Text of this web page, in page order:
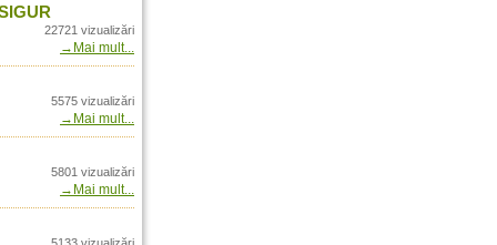
in Romania doar prin
doar prin
unic Blaser
22721 vizualizări
→Mai mult...
5575 vizualizări
→Mai mult...
5801 vizualizări
→Mai mult...